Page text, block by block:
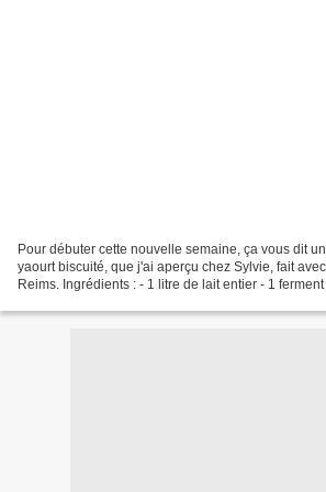
Pour débuter cette nouvelle semaine, ça vous dit
yaourt biscuité, que j'ai aperçu chez Sylvie, fait
Reims. Ingrédients : - 1 litre de lait entier - 1 ferment